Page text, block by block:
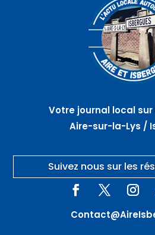
Votre journal local
Aire-sur-la-Lys /
Suivez nous sur les